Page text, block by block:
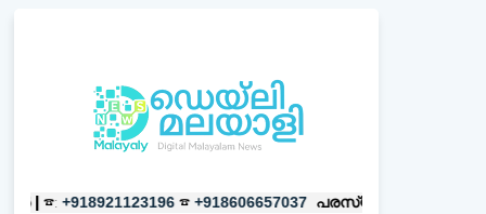
☎ +918606657037 പരസ്യങ്ങൾക്ക്| ☎: